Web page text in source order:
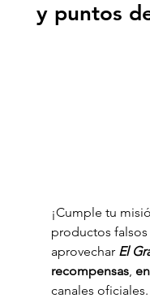
y puntos
¡Cumple tu
productos
aprovechar El
recompensas,
canales oficiales.